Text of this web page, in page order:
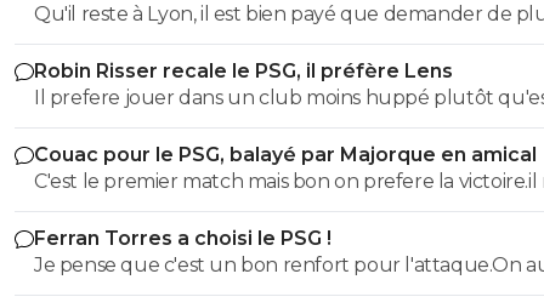
Qu'il reste à Lyon, il est bien payé que demander de
Robin Risser recale le PSG, il préfère Lens
Il prefere jouer dans un club moins huppé plutôt
de réussir dans un top club.C'est un choix
Couac pour le PSG, balayé par Majorque en amical
C'est le premier match mais bon on prefere la victoire.il
faut pas en faire tout un plat non plus vu le nombre
joueurs absents.Mais ceux qui esperent avoir du
jeu n'ont pas brillé
Ferran Torres a choisi le PSG !
Je pense que c'est un bon renfort pour l'attaque.On
solutions d'axe comme avant avec DEmbelé et Ramos